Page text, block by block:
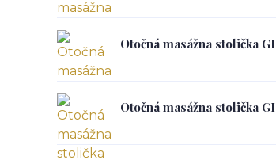
Otočná masážna stolička
Otočná masážna stolička